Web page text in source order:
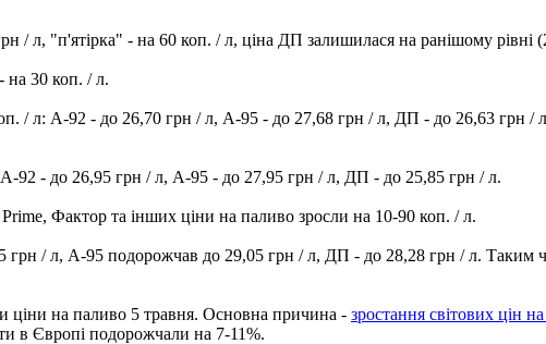
/ л, "п'ятірка" - на 60 коп. / л, ціна ДП залишилася на ранішому рівні
на 30 коп. / л.
/ л: А-92 - до 26,70 грн / л, А-95 - до 27,68 грн / л, ДП - до 26,63 грн /
92 - до 26,95 грн / л, А-95 - до 27,95 грн / л, ДП - до 25,85 грн / л.
Фактор та інших ціни на паливо зросли на 10-90 коп. / л.
грн / л, А-95 подорожчав до 29,05 грн / л, ДП - до 28,28 грн / л. Таким
ціни на паливо 5 травня. Основна причина - зростання світових цін
в Європі подорожчали на 7-11%.